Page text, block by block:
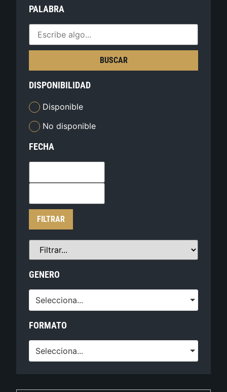
PALABRA
BUSCAR
DISPONIBILIDAD
Disponible
No disponible
FECHA
FILTRAR
GENERO
Selecciona...
FORMATO
Selecciona...